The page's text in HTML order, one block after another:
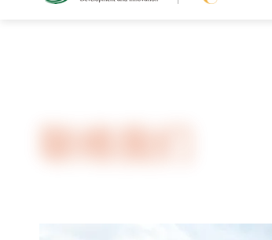
联络我们